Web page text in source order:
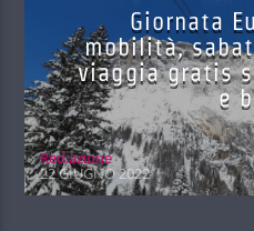
Giornata
mobilità,
viaggia gratis
e
Red.azione
22 GIUGNO 2022